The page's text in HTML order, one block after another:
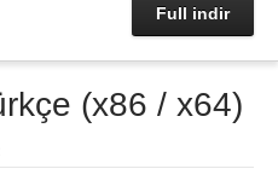
Full indir
(x86 / x64)